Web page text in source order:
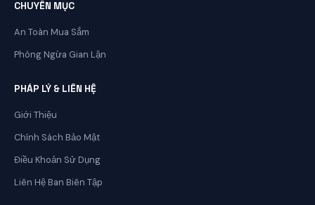
CHUYÊN MỤC
An Toàn Mua Sắm
Phòng Ngừa Gian Lận
PHÁP LÝ & LIÊN HỆ
Giới Thiệu
Chính Sách Bảo Mật
Điều Khoản Sử Dụng
Liên Hệ Ban Biên Tập